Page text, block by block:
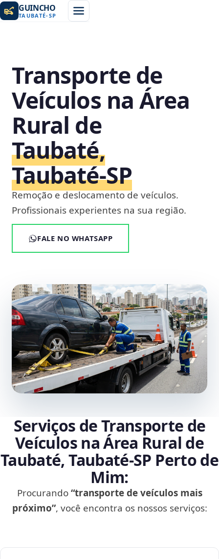
GUINCHO
TAUBATÉ-SP
Transporte de
Veículos na Área
Rural de
Taubaté,
Taubaté‑SP
Remoção e deslocamento de veículos.
Profissionais experientes na sua região.
FALE NO WHATSAPP
Serviços de Transporte de
Veículos na Área Rural de
Taubaté, Taubaté‑SP Perto de
Mim:
Procurando“transporte de veículos mais
próximo”, você encontra os nossos serviços: